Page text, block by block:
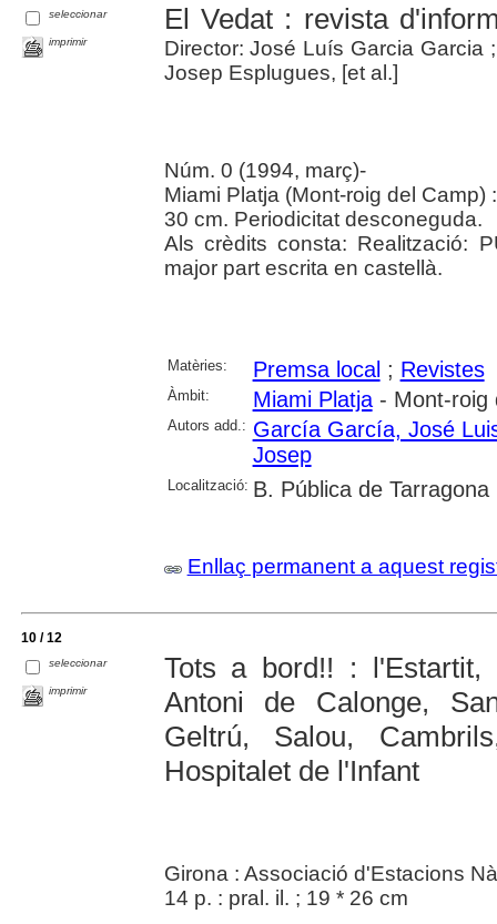
seleccionar
imprimir
El Vedat : revista
Director: José Luís Garcia
Josep Esplugues, [et al.]
Núm. 0 (1994, març)-
Miami Platja (Mont-roig del Camp)
30 cm. Periodicitat desconeguda.
Als crèdits consta: Realització:
major part escrita en castellà.
Matèries: Premsa local ; Revistes
Àmbit: Miami Platja- Mont-roig
Autors add.: García García, José
Josep
Localització: B. Pública de Tarragona
Enllaç permanent a aquest
10 / 12
seleccionar
imprimir
Tots a bord!! : l'Estartit,
Antoni de Calonge,
Geltrú, Salou,
Hospitalet de l'Infant
Girona : Associació d'Estacions
14 p. : pral. il. ; 19 * 26 cm